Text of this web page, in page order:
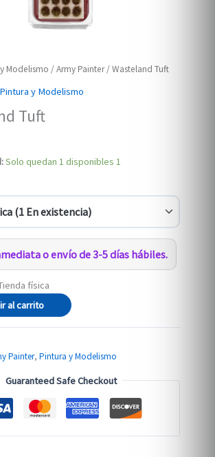
Modelismo /Army Painter/ Wasteland Tuft
Pintura y Modelismo
Tuft
Solo quedan 1 disponibles 1
o envío de 3-5 días hábiles.
física
al carrito
Painter,Pintura y Modelismo
Guaranteed Safe Checkout